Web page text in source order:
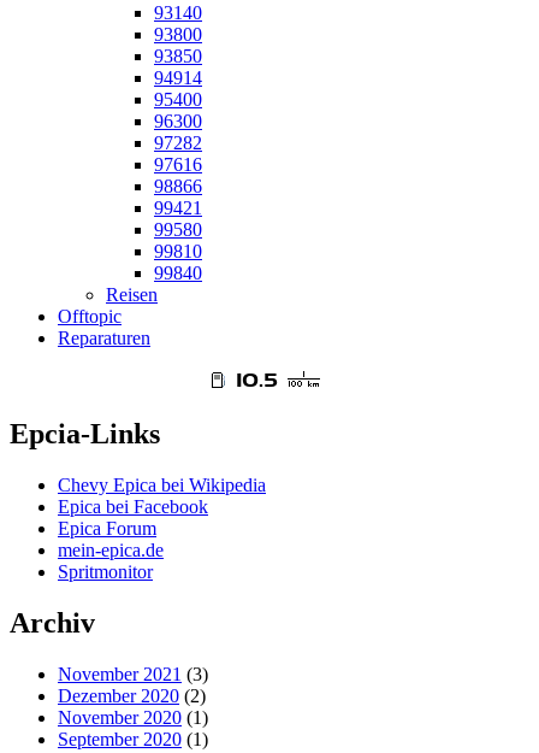
93140
93800
93850
94914
95400
96300
97282
97616
98866
99421
99580
99810
99840
Reisen
Offtopic
Reparaturen
Epcia-Links
Chevy Epica bei Wikipedia
Epica bei Facebook
Epica Forum
mein-epica.de
Spritmonitor
Archiv
November 2021 (3)
Dezember 2020 (2)
November 2020 (1)
September 2020 (1)